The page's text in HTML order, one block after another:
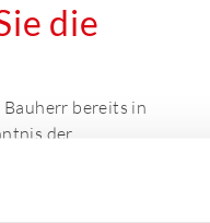
die
Bauherr bereits in
der
Ihr Bauprojekt
die Auflagen zur